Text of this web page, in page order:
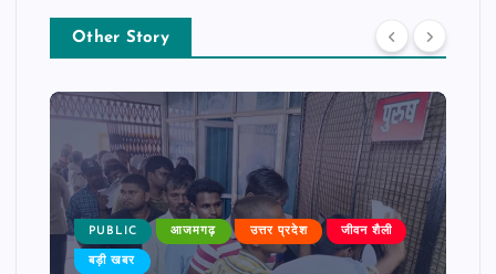
Other Story
PUBLIC आजमगढ़ उत्तर प्रदेश जीवन शैली
बड़ी खबर